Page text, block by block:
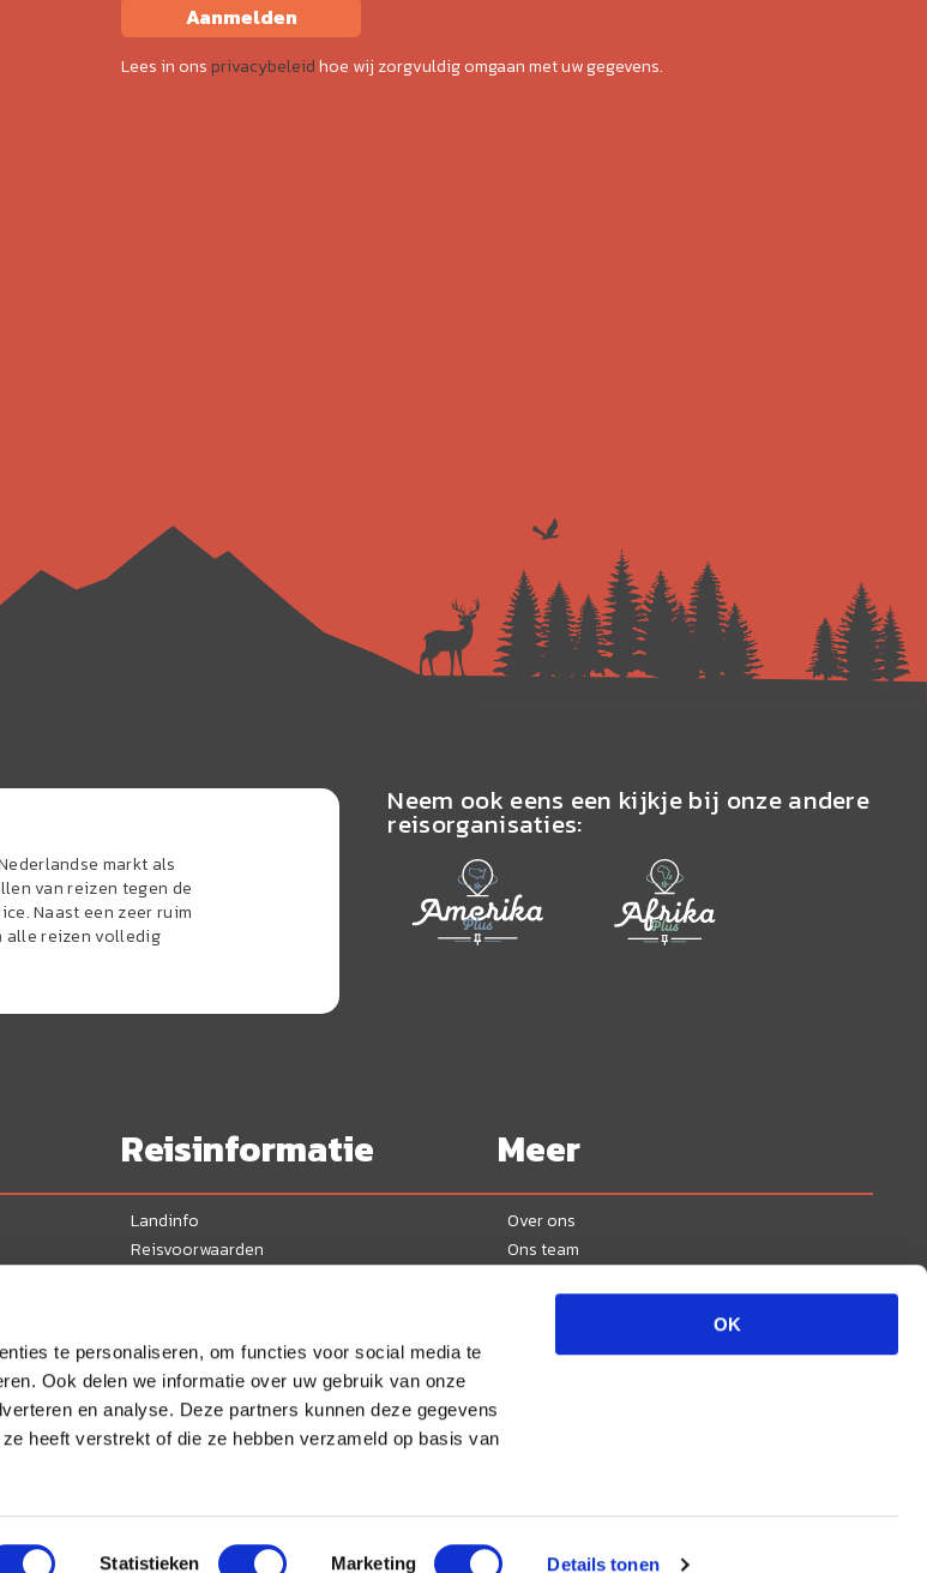
te personaliseren, om functies voor social media te
Ook delen we informatie over uw gebruik van onze
en analyse. Deze partners kunnen deze gegevens
heeft verstrekt of die ze hebben verzameld op basis van
Statistieken Marketing Details tonen
OK
Aanmelden
Lees in onsprivacybeleidhoe wij zorgvuldig omgaan met uw gegevens.
markt als
van reizen tegen de
Naast een zeer ruim
alle reizen volledig
Neem ook eens een kijkje bij onze andere
reisorganisaties:
Reisinformatie
Landinfo
Reisvoorwaarden
Meer
Over ons
Ons team
Aangesloten bij & lid van: